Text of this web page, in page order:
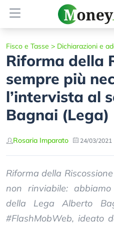
Fisco e Tasse > Dichiarazioni e
Riforma della
sempre più
l’intervista al
Bagnai (Lega)
Rosaria Imparato 24/03/2021
Riforma della
non rinviabile:
della Lega Alberto
#FlashMobWeb, ideato